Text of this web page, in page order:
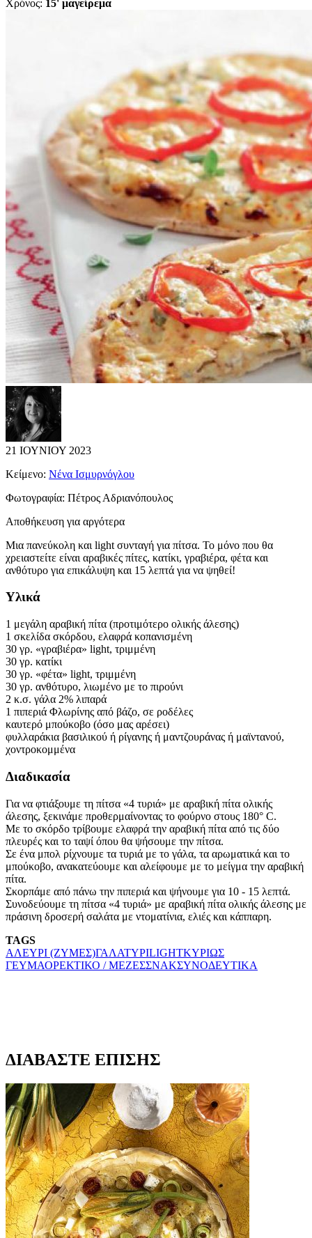
Χρόνος: 15' μαγείρεμα
21 ΙΟΥΝΙΟΥ 2023
Κείμενο: Νένα Ισμυρνόγλου
Φωτογραφία: Πέτρος Αδριανόπουλος
Αποθήκευση για αργότερα
Μια πανεύκολη και light συνταγή για πίτσα. Το μόνο που θα
χρειαστείτε είναι αραβικές πίτες, κατίκι, γραβιέρα, φέτα και
ανθότυρο για επικάλυψη και 15 λεπτά για να ψηθεί!
Υλικά
1 μεγάλη αραβική πίτα (προτιμότερο ολικής άλεσης)
1 σκελίδα σκόρδου, ελαφρά κοπανισμένη
30 γρ. «γραβιέρα» light, τριμμένη
30 γρ. κατίκι
30 γρ. «φέτα» light, τριμμένη
30 γρ. ανθότυρο, λιωμένο με το πιρούνι
2 κ.σ. γάλα 2% λιπαρά
1 πιπεριά Φλωρίνης από βάζο, σε ροδέλες
καυτερό μπούκοβο (όσο μας αρέσει)
φυλλαράκια βασιλικού ή ρίγανης ή μαντζουράνας ή μαϊντανού,
χοντροκομμένα
Διαδικασία
Για να φτιάξουμε τη πίτσα «4 τυριά» με αραβική πίτα ολικής
άλεσης, ξεκινάμε προθερμαίνοντας το φούρνο στους 180° C.
Με το σκόρδο τρίβουμε ελαφρά την αραβική πίτα από τις δύο
πλευρές και το ταψί όπου θα ψήσουμε την πίτσα.
Σε ένα μπολ ρίχνουμε τα τυριά με το γάλα, τα αρωματικά και το
μπούκοβο, ανακατεύουμε και αλείφουμε με το μείγμα την αραβική
πίτα.
Σκορπάμε από πάνω την πιπεριά και ψήνουμε για 10 - 15 λεπτά.
Συνοδεύουμε τη πίτσα «4 τυριά» με αραβική πίτα ολικής άλεσης με
πράσινη δροσερή σαλάτα με ντοματίνια, ελιές και κάππαρη.
TAGS
ΑΛΕΥΡΙ (ΖΥΜΕΣ)ΓΑΛΑΤΥΡΙLIGHTΚΥΡΙΩΣ
ΓΕΥΜΑΟΡΕΚΤΙΚΟ / ΜΕΖΕΣΣΝΑΚΣΥΝΟΔΕΥΤΙΚΑ
ΔΙΑΒΑΣΤΕ ΕΠΙΣΗΣ